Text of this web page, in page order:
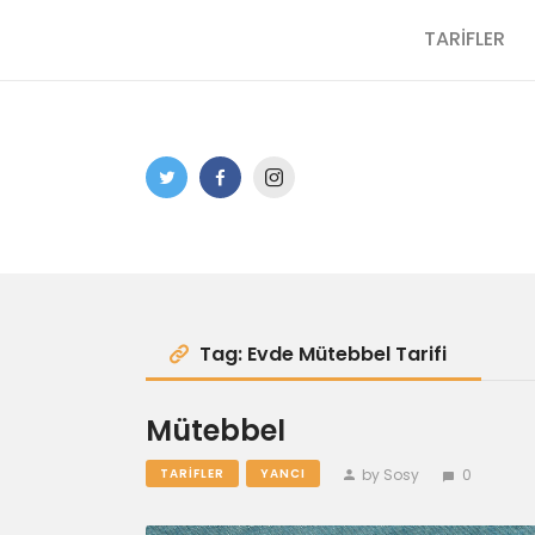
TARİFLER
Tag: Evde Mütebbel Tarifi
Mütebbel
TARIFLER YANCI by Sosy 0